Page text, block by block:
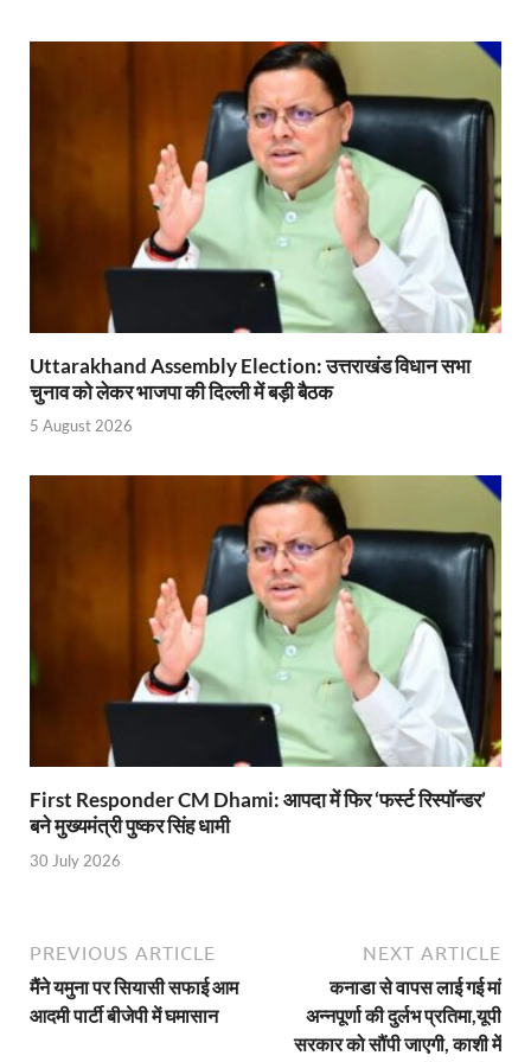
Railway Appointment Update: राजेश कुमार पांडे ने
Shri Krishna Jaman bhumi: श्रीकृष्ण जन्मभूमि के
आईएसबीटी-मसूरी डायवर्जन कॉरिडोर का स्थलीय निरीक्षण
India AI Impact Summit 2026: एमआईबी का पवेलियन
सीएम धामी हरिद्वार में एक्शन मोड में – चौपाल में सुनी
UP Budget 2026- 27: योगी सरकार का सेफ्टी,
Bullet Train Project: मुंबई-अहमदाबाद बुलेट ट्रेन
Vande Bharat Express Train: वंदे भारत जैसी सेमी-हाई
Guskhor Pandit: घूसखोर पंडत’ फिल्म के निर्देशक व
Union Budget Update: केंद्रीय बजट उत्तर प्रदेश के
Job Scheme For Youth: धामी सरकार ने प्रति माह
YEIDA Emerges: यीडा बना मेडिकल डिवाइस
House of Himalayas: हाउस आफ हिमालयाज बिक्री
Star Infomatic: बजट 2026–27 से भारत की डिजिटल
Sapne Me Aag Dekhna: सपने में आग देखना का मतलब
भारत पर्व में उत्तराखण्ड की झांकी ‘आत्मनिर्भर उत्तराखण्ड’
Uttarakhand Assembly Election: उत्तराखंड विधान सभा
चुनाव को लेकर भाजपा की दिल्ली में बड़ी बैठक
5 August 2026
First Responder CM Dhami: आपदा में फिर ‘फर्स्ट रिस्पॉन्डर’
बने मुख्यमंत्री पुष्कर सिंह धामी
30 July 2026
PREVIOUS ARTICLE
मैंने यमुना पर सियासी सफाई आम
आदमी पार्टी बीजेपी में घमासान
NEXT ARTICLE
कनाडा से वापस लाई गई मां
अन्नपूर्णा की दुर्लभ प्रतिमा,यूपी
सरकार को सौंपी जाएगी, काशी में